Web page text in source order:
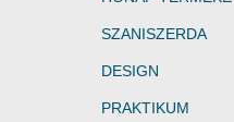
SZANISZERDA
DESIGN
PRAKTIKUM